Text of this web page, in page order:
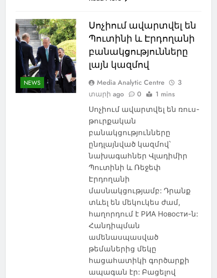
NEWS
Սոչիում ավարտվել են
Պուտինի և Էրդողանի
բանակցությունները
լայն կազմով
Media Analytic Centre
3
տարի ago
0 1 mins
Սոչիում ավարտվել են ռուս-
թուրքական
բանակցությունները
ընդլայնված կազմով՝
նախագահներ Վլադիմիր
Պուտինի և Ռեջեփ
Էրդողանի
մասնակցությամբ: Դրանք
տևել են մեկուկես ժամ,
հաղորդում է РИА Новости-ն:
Հանդիպման
ամենասպասված
թեմաներից մեկը
հացահատիկի գործարքի
ապագան էր: Բացելով